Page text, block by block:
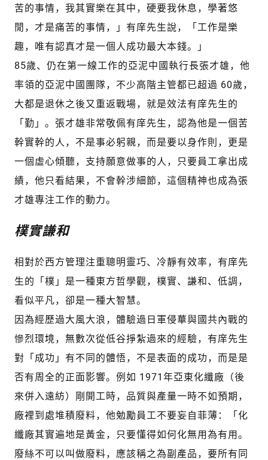
苦的事情，我其實樂在其中，硬要我休息，學著悠
閒，才是痛苦的事情，」有庠先生說，「工作是樂
趣，唯有認真才是一個人成功最大本錢。」
85歲、仍在第一線工作的亞泥中國執行長張才雄，他
率領的亞泥中國團隊，不少高階主管都已超過 60歲，
大都是退休之後又重返戰場，就是效法有庠先生的
「勤」。張才雄非常敬佩有庠先生，認為他是一個苦
幹實幹的人，不是事必躬親，而是要以身作則，更是
一個虛心傾聽，支持願意做事的人，只要員工拿出成
績，他只看結果，不會幹涉細節，這個精神也成為張
才雄專注工作的動力。
樸實謙和
相對於西方管理注重聰明靈巧、冷靜有效率，有庠先
生的「樸」是一種東方哲學觀，樸實、謙和、低調，
看似平凡，卻是一種大智慧。
因為經歷過大風大浪，體驗過日軍侵華與國共內戰的
慘烈環境，無數次從低谷掙紮過來的經驗，有庠先生
對「成功」有不同的體悟，不是表面的成功，而是是
否有周全的正面影響。例如 1971年亞東化纖廠（後
來併入遠紡）剛開工時，品質與產量一時不如預期，
廠裡到處堆積廢料，他勉勵員工不要妄自菲薄：「化
纖廠其實遍地是黃金，只要懂得如何化無用為有用。
廢絲不可以叫做廢料，應該稱之為副產品，要所有同